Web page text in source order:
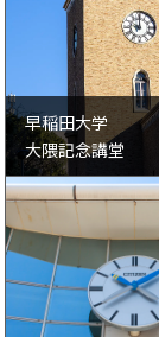
早稲田大学
大隈記念講堂